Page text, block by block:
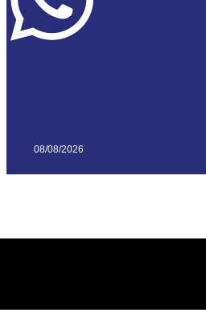
08/08/2026